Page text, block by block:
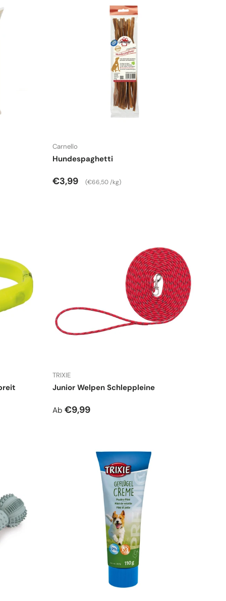
Carnello
Hundespaghetti
Normaler Preis
€3,99 Grundpreis
€66,50 /kg
TRIXIE
Junior Welpen Schleppleine
Normaler Preis
Ab €9,99